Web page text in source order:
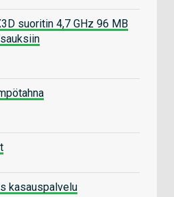
suoritin 4,7 GHz 96 MB
kasauspalvelu